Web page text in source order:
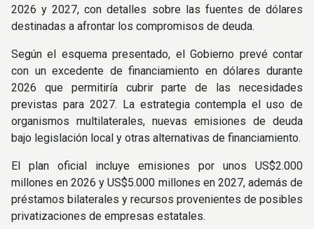
2026 y 2027, con detalles sobre las fuentes de dólares
destinadas a afrontar los compromisos de deuda.
Según el esquema presentado, el Gobierno prevé contar
con un excedente de financiamiento en dólares durante
2026 que permitiría cubrir parte de las necesidades
previstas para 2027. La estrategia contempla el uso de
organismos multilaterales, nuevas emisiones de deuda
bajo legislación local y otras alternativas de financiamiento.
El plan oficial incluye emisiones por unos US$2.000
millones en 2026 y US$5.000 millones en 2027, además de
préstamos bilaterales y recursos provenientes de posibles
privatizaciones de empresas estatales.